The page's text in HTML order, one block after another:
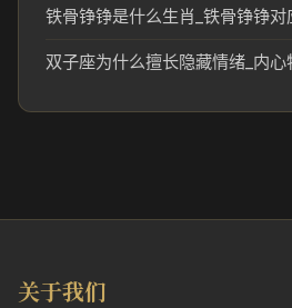
双子座为什么擅长隐藏情绪_内心
关于我们